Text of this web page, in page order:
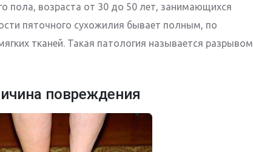
пола, возраста от 30 до 50 лет, занимающихся
пяточного сухожилия бывает полным, по
тканей. Такая патология называется разрывом
повреждения